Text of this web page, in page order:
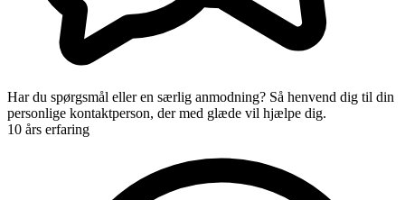
Har du spørgsmål eller en særlig anmodning? Så henvend dig til din
personlige kontaktperson, der med glæde vil hjælpe dig.
10 års erfaring